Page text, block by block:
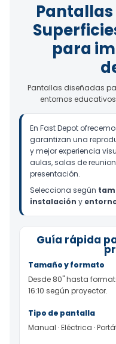
para
Pantallas diseñadas
entornos
En Fast Depot
garantizan una
y mejor experiencia
aulas, salas de
presentación.
Selecciona según
instalación y
Guía rápida
Tamaño y formato
Desde 80" hasta
16:10 según proyector.
Tipo de pantalla
Manual · Eléctrica ·